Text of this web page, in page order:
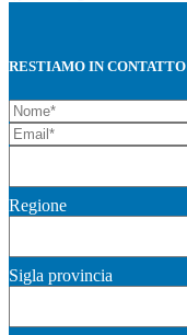
RESTIAMO IN CONTATTO
Regione
Sigla provincia